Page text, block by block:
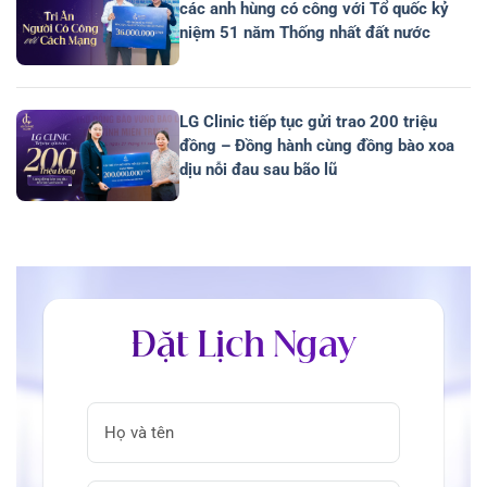
các anh hùng có công với Tổ quốc kỷ
niệm 51 năm Thống nhất đất nước
LG Clinic tiếp tục gửi trao 200 triệu
đồng – Đồng hành cùng đồng bào xoa
dịu nỗi đau sau bão lũ
Đặt Lịch Ngay